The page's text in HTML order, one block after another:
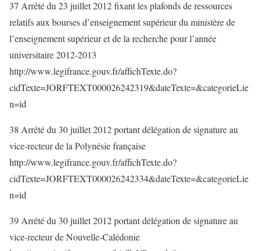
37 Arrêté du 23 juillet 2012 fixant les plafonds de ressources
relatifs aux bourses d’enseignement supérieur du ministère de
l’enseignement supérieur et de la recherche pour l’année
universitaire 2012-2013
http://www.legifrance.gouv.fr/affichTexte.do?
cidTexte=JORFTEXT000026242319&dateTexte=&categorieLie
n=id
38 Arrêté du 30 juillet 2012 portant délégation de signature au
vice-recteur de la Polynésie française
http://www.legifrance.gouv.fr/affichTexte.do?
cidTexte=JORFTEXT000026242334&dateTexte=&categorieLie
n=id
39 Arrêté du 30 juillet 2012 portant délégation de signature au
vice-recteur de Nouvelle-Calédonie